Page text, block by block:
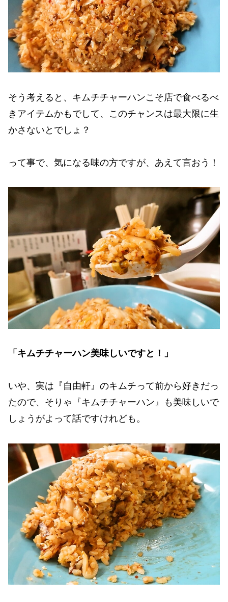
そう考えると、キムチチャーハンこそ店で食べるべ
きアイテムかもでして、このチャンスは最大限に生
かさないとでしょ？
って事で、気になる味の方ですが、あえて言おう！
「キムチチャーハン美味しいですと！」
いや、実は『自由軒』のキムチって前から好きだっ
たので、そりゃ『キムチチャーハン』も美味しいで
しょうがよって話ですけれども。